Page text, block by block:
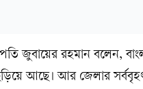
জুবায়ের রহমান বলেন,
আছে। আর জেলার